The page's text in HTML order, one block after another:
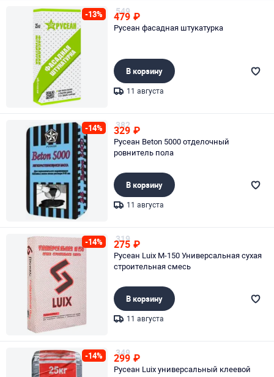
-13% 549
479 ₽
Русеан фасадная штукатурка
В корзину
11 августа
-14% 382
329 ₽
Русеан Beton 5000 отделочный
ровнитель пола
В корзину
11 августа
-14% 319
275 ₽
Русеан Luix М-150 Универсальная сухая
строительная смесь
В корзину
11 августа
-14% 349
299 ₽
Русеан Luix универсальный клеевой